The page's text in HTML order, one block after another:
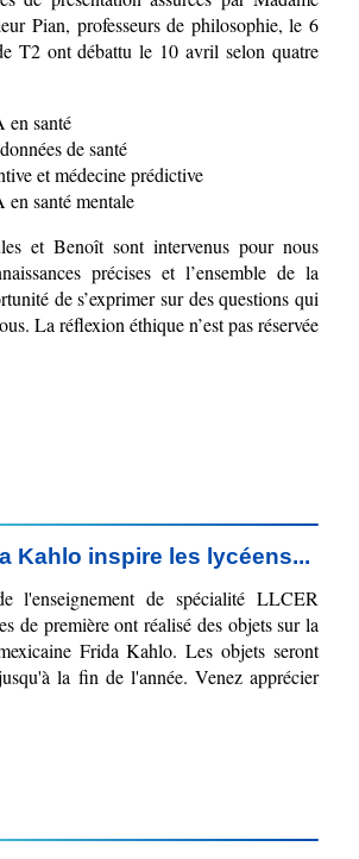
Pian, professeurs de philosophie, le 6
T2 ont débattu le 10 avril selon quatre
en santé
de santé
et médecine prédictive
en santé mentale
et Benoît sont intervenus pour nous
précises et l’ensemble de la
de s’exprimer sur des questions qui
La réflexion éthique n’est pas réservée
Kahlo inspire les lycéens...
l'enseignement de spécialité LLCER
de première ont réalisé des objets sur la
Frida Kahlo. Les objets seront
la fin de l'année. Venez apprécier